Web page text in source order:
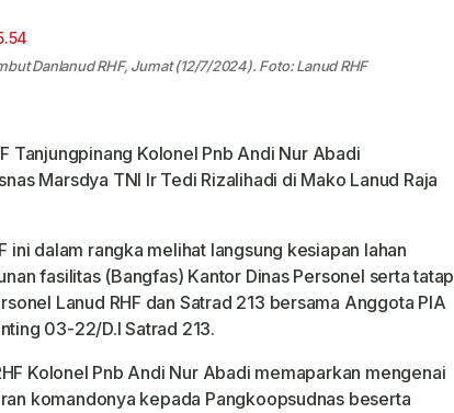
Danlanud RHF, Jumat (12/7/2024). Foto: Lanud RHF
Tanjungpinang Kolonel Pnb Andi Nur Abadi
Marsdya TNI Ir Tedi Rizalihadi di Mako Lanud Raja
ini dalam rangka melihat langsung kesiapan lahan
fasilitas (Bangfas) Kantor Dinas Personel serta tatap
Lanud RHF dan Satrad 213 bersama Anggota PIA
03-22/D.I Satrad 213.
Kolonel Pnb Andi Nur Abadi memaparkan mengenai
komandonya kepada Pangkoopsudnas beserta